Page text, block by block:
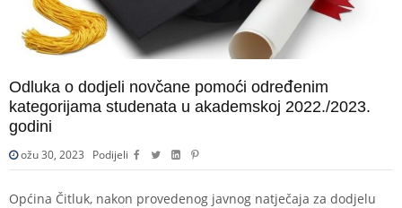
Odluka o dodjeli novčane pomoći određenim
kategorijama studenata u akademskoj 2022./2023.
godini
ožu 30, 2023 Podijeli
Općina Čitluk, nakon provedenog javnog natječaja za dodjelu